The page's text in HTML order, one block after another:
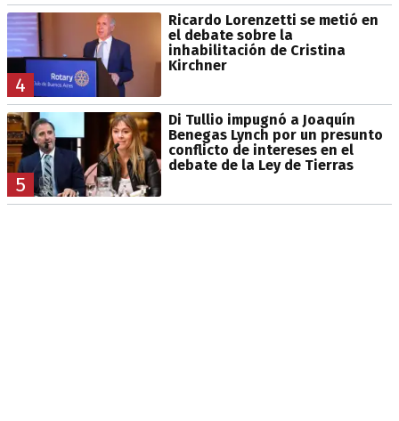
4
Ricardo Lorenzetti se metió en
el debate sobre la
inhabilitación de Cristina
Kirchner
5
Di Tullio impugnó a Joaquín
Benegas Lynch por un presunto
conflicto de intereses en el
debate de la Ley de Tierras